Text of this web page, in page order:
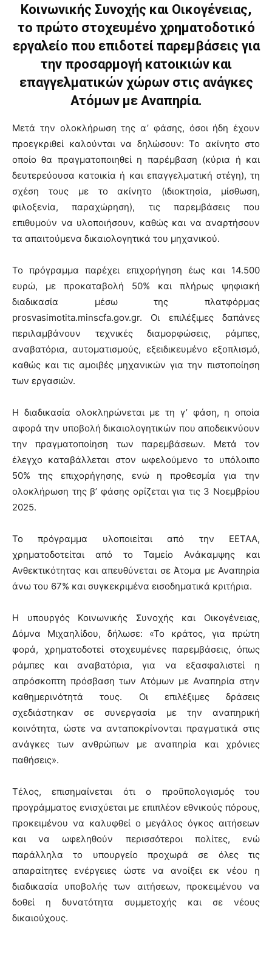
Κοινωνικής Συνοχής και Οικογένειας,
το πρώτο στοχευμένο χρηματοδοτικό
εργαλείο που επιδοτεί παρεμβάσεις για
την προσαρμογή κατοικιών και
επαγγελματικών χώρων στις ανάγκες
Ατόμων με Αναπηρία.
Μετά την ολοκλήρωση της α’ φάσης, όσοι ήδη έχουν
προεγκριθεί καλούνται να δηλώσουν: Το ακίνητο στο
οποίο θα πραγματοποιηθεί η παρέμβαση (κύρια ή και
δευτερεύουσα κατοικία ή και επαγγελματική στέγη), τη
σχέση τους με το ακίνητο (ιδιοκτησία, μίσθωση,
φιλοξενία, παραχώρηση), τις παρεμβάσεις που
επιθυμούν να υλοποιήσουν, καθώς και να αναρτήσουν
τα απαιτούμενα δικαιολογητικά του μηχανικού.
Το πρόγραμμα παρέχει επιχορήγηση έως και 14.500
ευρώ, με προκαταβολή 50% και πλήρως ψηφιακή
διαδικασία μέσω της πλατφόρμας
prosvasimotita.minscfa.gov.gr. Οι επιλέξιμες δαπάνες
περιλαμβάνουν τεχνικές διαμορφώσεις, ράμπες,
αναβατόρια, αυτοματισμούς, εξειδικευμένο εξοπλισμό,
καθώς και τις αμοιβές μηχανικών για την πιστοποίηση
των εργασιών.
Η διαδικασία ολοκληρώνεται με τη γ’ φάση, η οποία
αφορά την υποβολή δικαιολογητικών που αποδεικνύουν
την πραγματοποίηση των παρεμβάσεων. Μετά τον
έλεγχο καταβάλλεται στον ωφελούμενο το υπόλοιπο
50% της επιχορήγησης, ενώ η προθεσμία για την
ολοκλήρωση της β’ φάσης ορίζεται για τις 3 Νοεμβρίου
2025.
Το πρόγραμμα υλοποιείται από την ΕΕΤΑΑ,
χρηματοδοτείται από το Ταμείο Ανάκαμψης και
Ανθεκτικότητας και απευθύνεται σε Άτομα με Αναπηρία
άνω του 67% και συγκεκριμένα εισοδηματικά κριτήρια.
Η υπουργός Κοινωνικής Συνοχής και Οικογένειας,
Δόμνα Μιχαηλίδου, δήλωσε: «Το κράτος, για πρώτη
φορά, χρηματοδοτεί στοχευμένες παρεμβάσεις, όπως
ράμπες και αναβατόρια, για να εξασφαλιστεί η
απρόσκοπτη πρόσβαση των Ατόμων με Αναπηρία στην
καθημερινότητά τους. Οι επιλέξιμες δράσεις
σχεδιάστηκαν σε συνεργασία με την αναπηρική
κοινότητα, ώστε να ανταποκρίνονται πραγματικά στις
ανάγκες των ανθρώπων με αναπηρία και χρόνιες
παθήσεις».
Τέλος, επισημαίνεται ότι ο προϋπολογισμός του
προγράμματος ενισχύεται με επιπλέον εθνικούς πόρους,
προκειμένου να καλυφθεί ο μεγάλος όγκος αιτήσεων
και να ωφεληθούν περισσότεροι πολίτες, ενώ
παράλληλα το υπουργείο προχωρά σε όλες τις
απαραίτητες ενέργειες ώστε να ανοίξει εκ νέου η
διαδικασία υποβολής των αιτήσεων, προκειμένου να
δοθεί η δυνατότητα συμμετοχής και σε νέους
δικαιούχους.